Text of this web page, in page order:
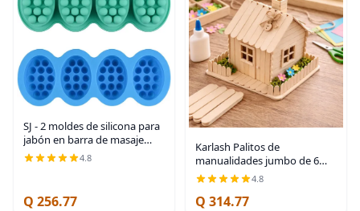
SJ - 2 moldes de silicona para
jabón en barra de masaje
para hacer jabones, hechos a
mano, antiadherentes y sin
4.8
Q 256.77
Karlash Palitos de
manualidades jumbo de 6
pulgadas de longitud
(paquete de 100)
4.8
Q 314.77